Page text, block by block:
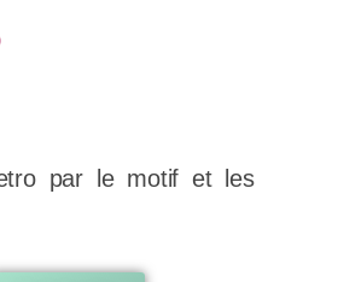
par le motif et les